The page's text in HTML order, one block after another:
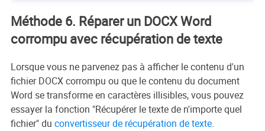
Méthode 6. Réparer un DOCX Word
corrompu avec récupération de texte
Lorsque vous ne parvenez pas à afficher le contenu d'un
fichier DOCX corrompu ou que le contenu du document
Word se transforme en caractères illisibles, vous pouvez
essayer la fonction "Récupérer le texte de n'importe quel
fichier" du convertisseur de récupération de texte.